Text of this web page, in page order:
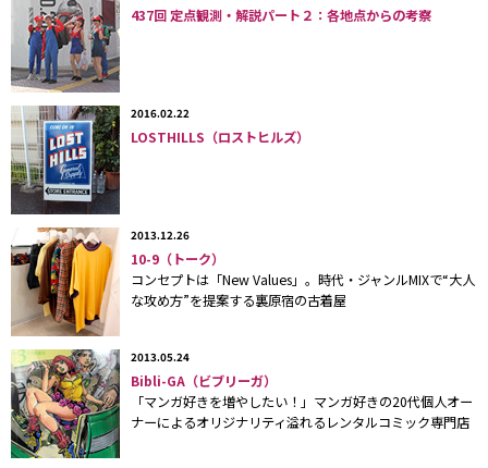
移転したのはキャットストリートを少し入った場所。白い外観、小上がりに
なった物件はCULT PARTY時代と共通している。
437回 定点観測・解説パート２：各地点からの考察
2016.02.22
LOSTHILLS（ロストヒルズ）
2013.12.26
10-9（トーク）
コンセプトは「New Values」。時代・ジャンルMIXで“大人
な攻め方”を提案する裏原宿の古着屋
2013.05.24
Bibli-GA（ビブリーガ）
「マンガ好きを増やしたい！」マンガ好きの20代個人オー
ナーによるオリジナリティ溢れるレンタルコミック専門店